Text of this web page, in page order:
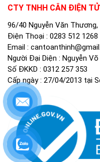
CTY TNHH CÂN ĐIỆN
96/40 Nguyễn Văn Thương,
Điện Thoại : 0283 512 1268
Email :
Người Đại Diện : Nguyễn
Số ĐKKD : 0312 257 353
Cấp ngày : 27/04/2013 tại